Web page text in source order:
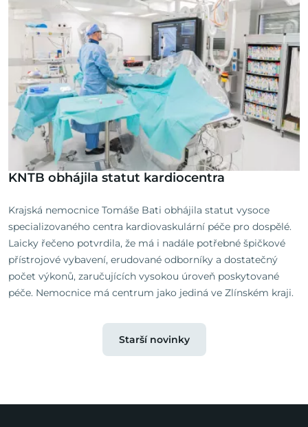
KNTB obhájila statut kardiocentra
Krajská nemocnice Tomáše Bati obhájila statut vysoce
specializovaného centra kardiovaskulární péče pro dospělé.
Laicky řečeno potvrdila, že má i nadále potřebné špičkové
přístrojové vybavení, erudované odborníky a dostatečný
počet výkonů, zaručujících vysokou úroveň poskytované
péče. Nemocnice má centrum jako jediná ve Zlínském kraji.
Starší novinky